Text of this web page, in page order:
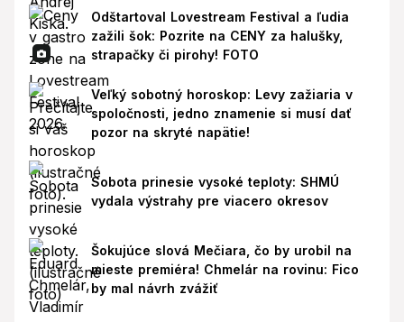
Odštartoval Lovestream Festival a ľudia
zažili šok: Pozrite na CENY za halušky,
strapačky či pirohy! FOTO
Veľký sobotný horoskop: Levy zažiaria v
spoločnosti, jedno znamenie si musí dať
pozor na skryté napätie!
Sobota prinesie vysoké teploty: SHMÚ
vydala výstrahy pre viacero okresov
Šokujúce slová Mečiara, čo by urobil na
mieste premiéra! Chmelár na rovinu: Fico
by mal návrh zvážiť